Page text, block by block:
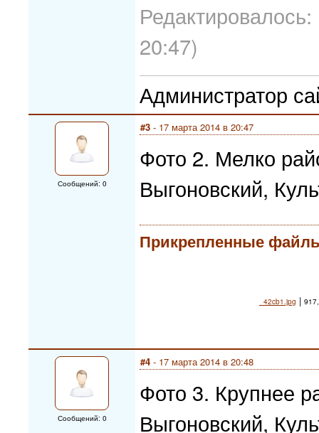
20:47)
Администратор
Сообщений: 0
#3 - 17 марта 2014 в 20:47
Фото 2. Мелко
Выгоновский,
Прикрепленные
_42cb1.jpg |
Сообщений: 0
#4 - 17 марта 2014 в 20:48
Фото 3. Крупнее
Выгоновский,